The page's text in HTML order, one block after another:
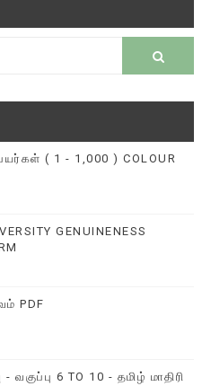
( 1 - 1,000 ) COLOUR
GENUINENESS
PDF
வகுப்பு 6 TO 10 - தமிழ் மாதிரி